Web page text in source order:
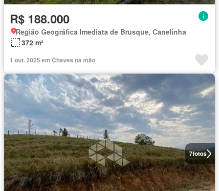
R$ 188.000
Região Geográfica Imediata de Brusque, Canelinha
372 m²
1 out. 2025 em Chaves na mão
7fotos